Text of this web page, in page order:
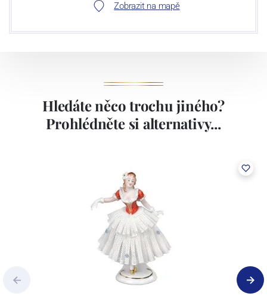
Zobrazit na mapě
Hledáte něco trochu jiného?
Prohlédněte si alternativy...